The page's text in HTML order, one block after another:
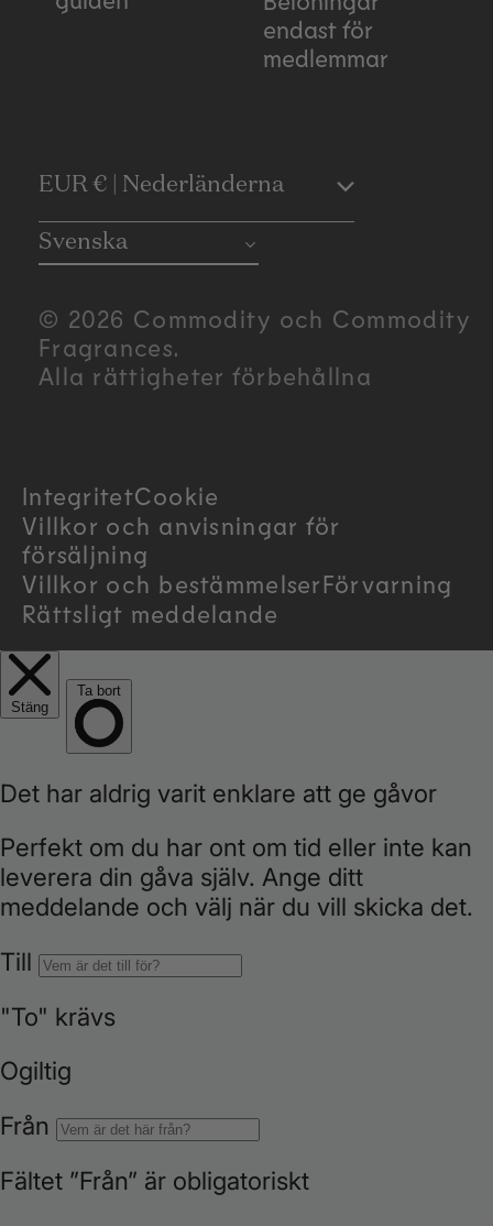
endast för
medlemmar
C
o
u
n
y
/
r
e
g
i
o
n
EUR € | Nederländerna
Svenska
© 2026 Commodity och Commodity
Fragrances.
Alla rättigheter förbehållna
IntegritetCookie
Villkor och anvisningar för
försäljning
Villkor och bestämmelserFörvarning
Rättsligt meddelande